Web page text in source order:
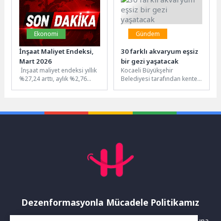
Ekonomi
İnşaat Maliyet Endeksi,
Mart 2026
İnşaat maliyet endeksi yıllık
%27,24 arttı, aylık %2,76
Gündem
30 farklı akvaryum eşsiz
bir gezi yaşatacak
Kocaeli Büyükşehir
Belediyesi tarafından kente
tatlı...
Dezenformasyonla Mücadele Politikamız